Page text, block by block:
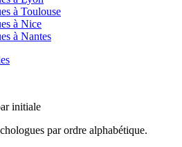
à Toulouse
à Nice
à Nantes
initiale
par ordre alphabétique.